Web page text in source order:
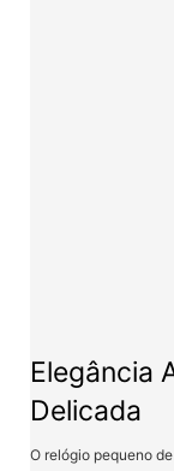
Elegância
Delicada
O relógio pequeno